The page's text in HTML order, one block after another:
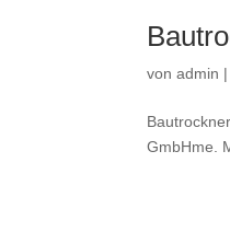
vonadmin
GmbHme.